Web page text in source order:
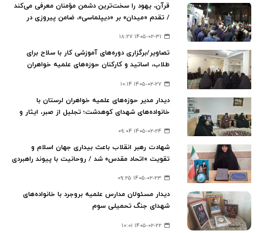
قرآن، یهود را سخت‌ترین دشمن مؤمنان معرفی می‌کند
/ تقدم «میدان» بر «دیپلماسی»، ضامن پیروزی در
۱۴۰۵-۰۲-۳۱ ۱۸:۲۷
تصاویر/برگزاری دوره‌های آموزشی کار با سلاح برای
طلاب، اساتید و کارکنان حوزه‌های علمیه خواهران
۱۴۰۵-۰۲-۲۷ ۱۰:۱۴
دیدار مدیر حوزه‌های علمیه خواهران لرستان با
خانواده‌های شهدای کوهدشت؛ تجلیل از صبر، ایثار و
۱۴۰۵-۰۲-۲۴ ۰۹:۰۴
شهادت رهبر انقلاب باعث بیداری جهان اسلام و
تقویت «اتحاد مقدس» شد / روحانیت با پیوند راهبردی
۱۴۰۵-۰۲-۲۳ ۰۹:۲۵
دیدار مسئولان مدارس علمیه بروجرد با خانواده‌های
شهدای جنگ تحمیلی سوم
۱۴۰۵-۰۲-۲۲ ۱۰:۰۱